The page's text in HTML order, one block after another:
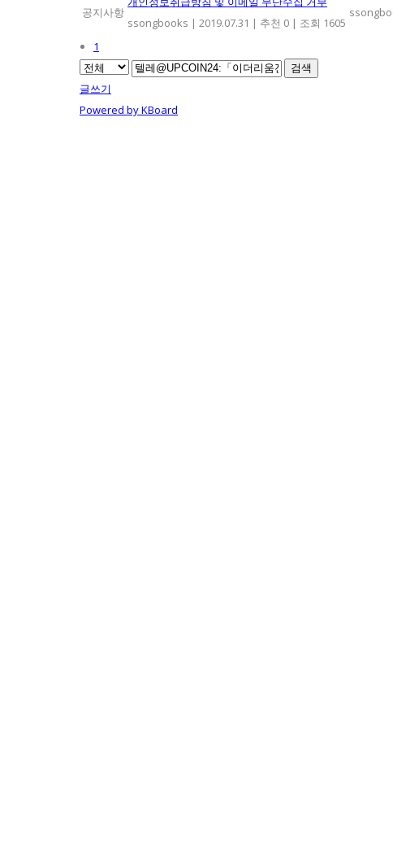
공지사항
ssongbooks | 2019.07.31 | 추천 0 | 조회 1605
1
검색
글쓰기
Powered by KBoard